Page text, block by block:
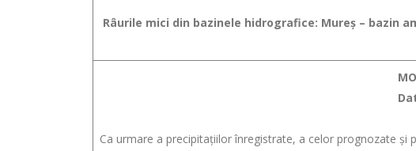
Râurile mici din bazinele hidrografice: Mureș – bazin
Ca urmare a precipitaţiilor înregistrate, a celor prognozate